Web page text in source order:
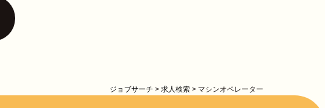
ジョブサーチ > 求人検索 > マシンオペレーター